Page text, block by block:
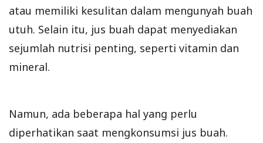
atau memiliki kesulitan dalam mengunyah buah
utuh. Selain itu, jus buah dapat menyediakan
sejumlah nutrisi penting, seperti vitamin dan
mineral.
Namun, ada beberapa hal yang perlu
diperhatikan saat mengkonsumsi jus buah.